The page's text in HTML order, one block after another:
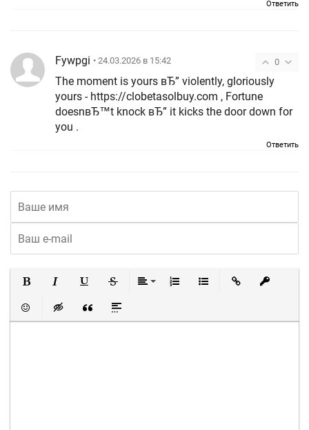
Ответить
0
Fywpgi • 24.03.2026 в 15:42
The moment is yours вЂ” violently, gloriously
yours - https://clobetasolbuy.com , Fortune
doesnвЂ™t knock вЂ” it kicks the door down for
you .
Ответить
Вставить смайлик
Вставка скрытого текста
Вставка цитаты
Вставка спойлера